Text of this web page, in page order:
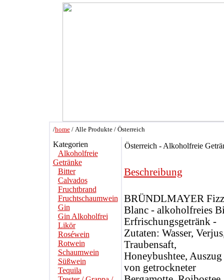
/home/ Alle Produkte / Österreich
Kategorien
Alkoholfreie
Getränke
Bitter
Calvados
Fruchtbrand
Fruchtschaumwein
Gin
Gin Alkoholfrei
Likör
Roséwein
Rotwein
Schaumwein
Süßwein
Tequila
Österreich - Alkoholfreie
Beschreibung
BRÜNDLMAYER Fizz
Blanc - alkoholfreies
Erfrischungsgetränk -
Zutaten: Wasser,
Traubensaft,
Honeybushtee, Auszug
von getrockneter